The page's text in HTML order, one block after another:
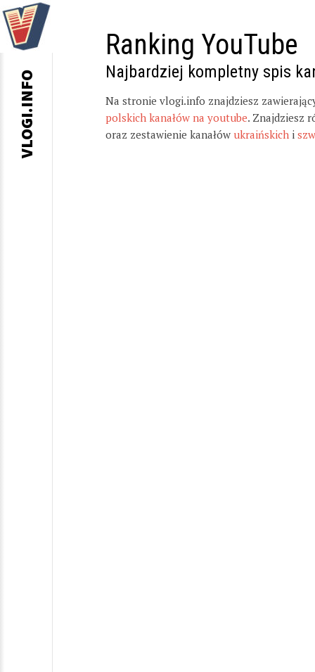
Ranking YouTube
Najbardziej kompletny spis
Na stronie vlogi.info znajdziesz
polskich kanałów na youtube. Znajdziesz
oraz zestawienie kanałów ukraińskich i
VLOGI.INFO